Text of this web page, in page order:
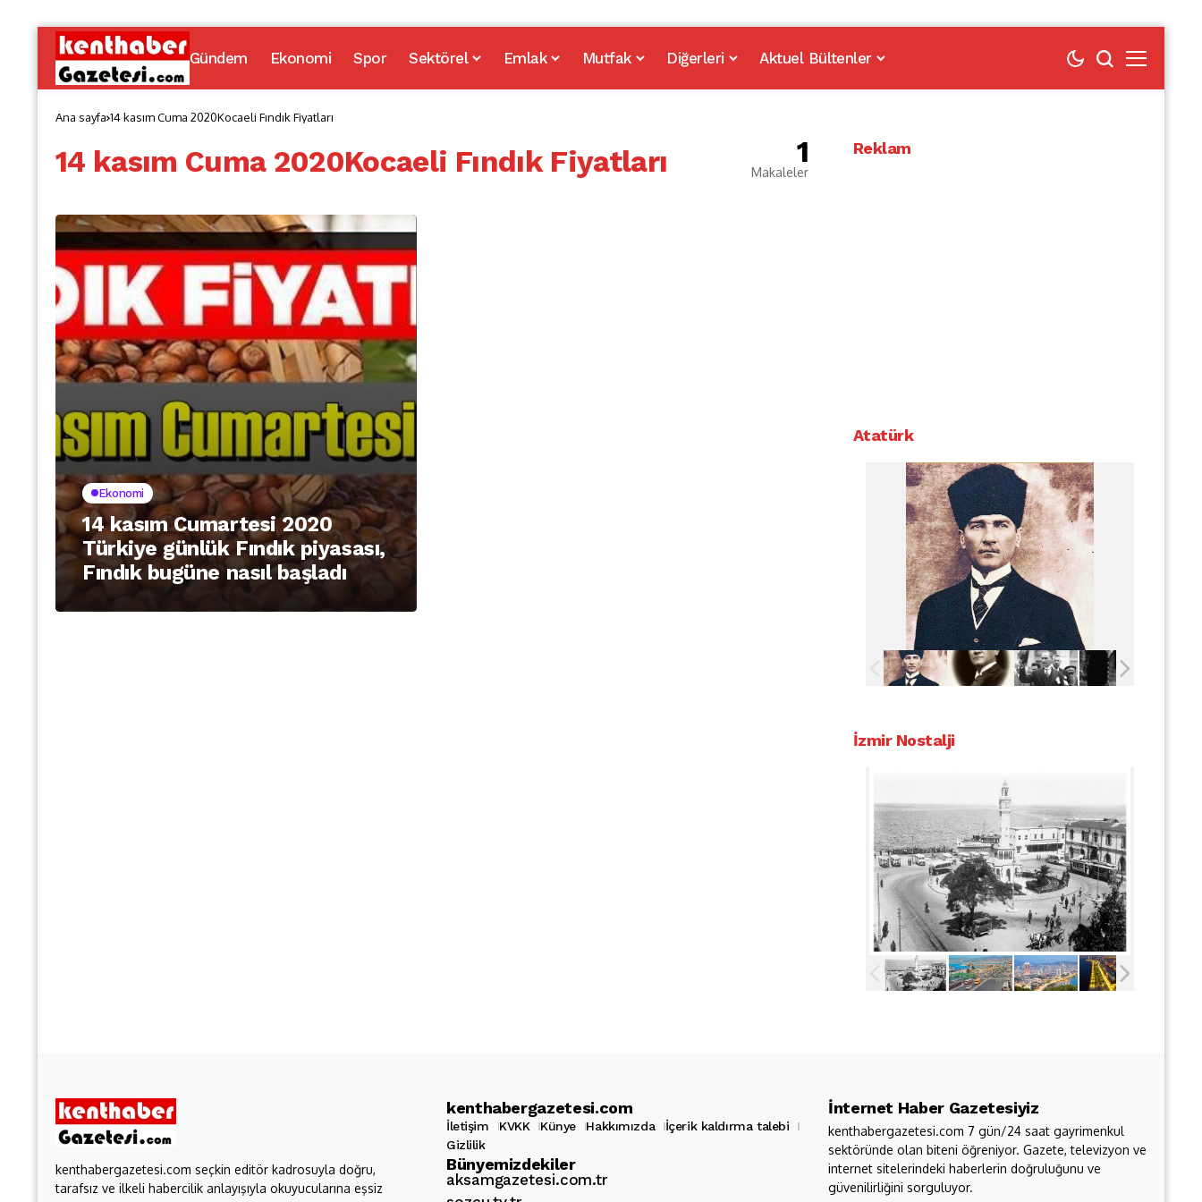
Gündem Ekonomi Spor Sektörel Emlak Mutfak Diğerleri Aktuel Bültenler
Ana sayfa 14 kasım Cuma 2020Kocaeli Fındık Fiyatları
14 kasım Cuma 2020Kocaeli Fındık Fiyatları 1
Makaleler
Ekonomi
14 kasım Cumartesi 2020
Türkiye günlük Fındık piyasası,
Fındık bugüne nasıl başladı
Reklam
Atatürk
İzmir Nostalji
kenthabergazetesi.com seçkin editör kadrosuyla doğru,
tarafsız ve ilkeli habercilik anlayışıyla okuyucularına eşsiz
kenthabergazetesi.com
İletişim KVKK Künye Hakkımızda
İçerik kaldırma talebi
Gizlilik
Bünyemizdekiler
aksamgazetesi.com.tr
İnternet Haber Gazetesiyiz
kenthabergazetesi.com 7 gün/24 saat gayrimenkul
sektöründe olan biteni öğreniyor. Gazete, televizyon ve
internet sitelerindeki haberlerin doğruluğunu ve
güvenilirliğini sorguluyor.